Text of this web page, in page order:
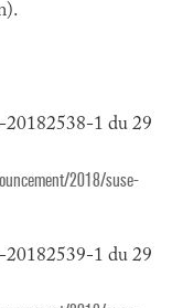
20182538-1 du 29
2018/suse-
20182539-1 du 29